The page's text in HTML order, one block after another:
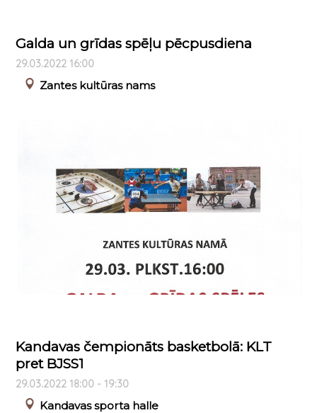
Galda un grīdas spēļu pēcpusdiena
29.03.2022 16:00
Zantes kultūras nams
Kandavas čempionāts basketbolā: KLT
pret BJSS1
29.03.2022 18:00 - 19:30
Kandavas sporta halle